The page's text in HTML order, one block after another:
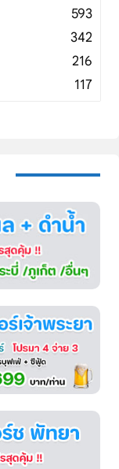
593
342
216
117